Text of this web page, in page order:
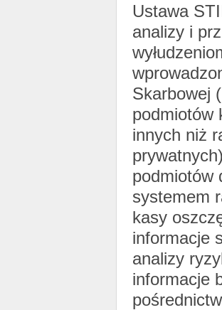
Ustawa
analizy i
Skarbowej
podmiotów
innych niż
podmiotów
systemem
kasy
informacje
analizy
informacje